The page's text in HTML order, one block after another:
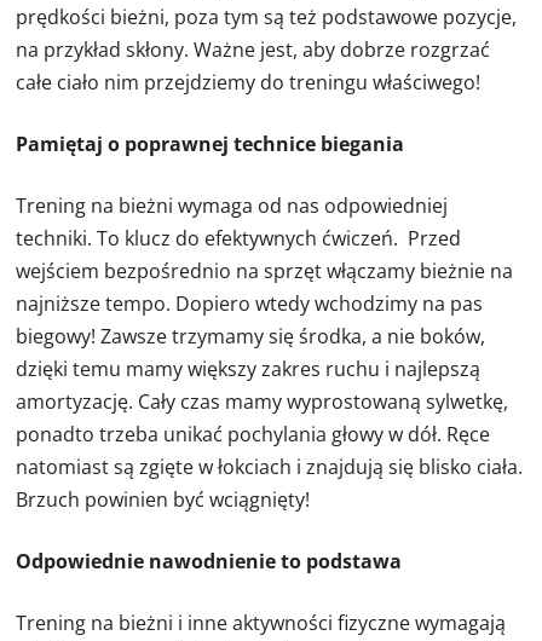
prędkości bieżni, poza tym są też podstawowe pozycje,
na przykład skłony. Ważne jest, aby dobrze rozgrzać
całe ciało nim przejdziemy do treningu właściwego!
Pamiętaj o poprawnej technice biegania
Trening na bieżni wymaga od nas odpowiedniej
techniki. To klucz do efektywnych ćwiczeń. Przed
wejściem bezpośrednio na sprzęt włączamy bieżnie na
najniższe tempo. Dopiero wtedy wchodzimy na pas
biegowy! Zawsze trzymamy się środka, a nie boków,
dzięki temu mamy większy zakres ruchu i najlepszą
amortyzację. Cały czas mamy wyprostowaną sylwetkę,
ponadto trzeba unikać pochylania głowy w dół. Ręce
natomiast są zgięte w łokciach i znajdują się blisko ciała.
Brzuch powinien być wciągnięty!
Odpowiednie nawodnienie to podstawa
Trening na bieżni i inne aktywności fizyczne wymagają